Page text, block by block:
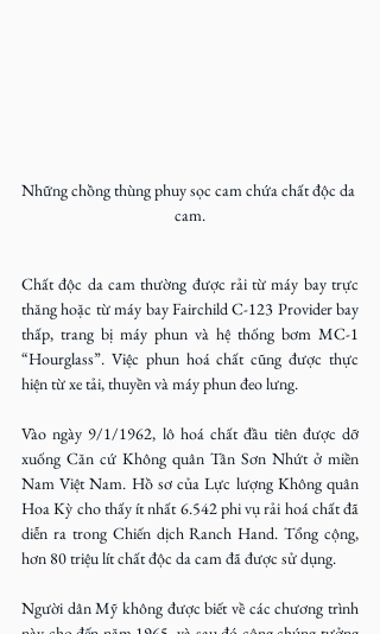
Những chồng thùng phuy sọc cam chứa chất độc da
cam.
Chất độc da cam thường được rải từ máy bay trực
thăng hoặc từ máy bay Fairchild C-123 Provider bay
thấp, trang bị máy phun và hệ thống bơm MC-1
“Hourglass”. Việc phun hoá chất cũng được thực
hiện từ xe tải, thuyền và máy phun đeo lưng.
Vào ngày 9/1/1962, lô hoá chất đầu tiên được dỡ
xuống Căn cứ Không quân Tân Sơn Nhứt ở miền
Nam Việt Nam. Hồ sơ của Lực lượng Không quân
Hoa Kỳ cho thấy ít nhất 6.542 phi vụ rải hoá chất đã
diễn ra trong Chiến dịch Ranch Hand. Tổng cộng,
hơn 80 triệu lít chất độc da cam đã được sử dụng.
Người dân Mỹ không được biết về các chương trình